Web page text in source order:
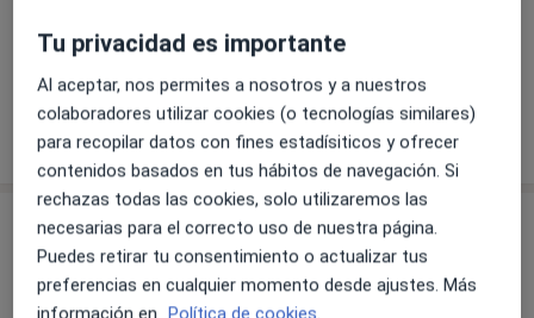
Sin información sobre servicios y precios
Este especialista aún no ha añadido información
sobre sus servicios
Consultas (6)
Dirección 1 Dirección 2 Dirección 3
Tu privacidad es importante
Al aceptar, nos permites a nosotros y a nuestros
colaboradores utilizar cookies (o tecnologías similares)
para recopilar datos con fines estadísiticos y ofrecer
contenidos basados en tus hábitos de navegación. Si
rechazas todas las cookies, solo utilizaremos las
necesarias para el correcto uso de nuestra página.
Puedes retirar tu consentimiento o actualizar tus
preferencias en cualquier momento desde ajustes. Más
información en Política de cookies.